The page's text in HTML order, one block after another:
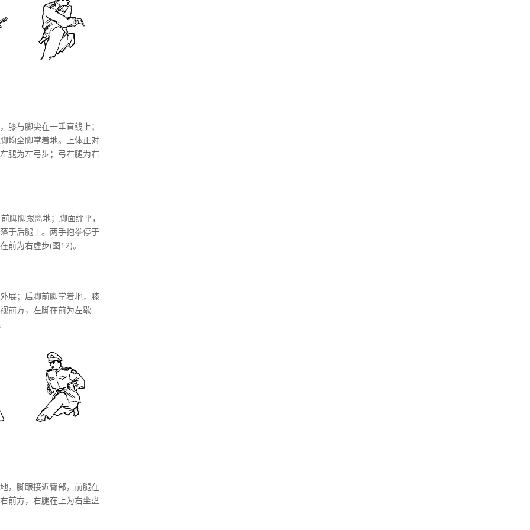
膝与脚尖在一垂直线上；
均全脚掌着地。上体正对
腿为左弓步；弓右腿为右
脚脚跟离地；脚面绷平，
于后腿上。两手抱拳停于
前为右虚步(图12)。
展；后脚前脚掌着地，膝
前方，左脚在前为左歇
，脚跟接近臀部，前腿在
前方，右腿在上为右坐盘